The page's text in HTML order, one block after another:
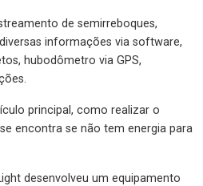
de semirreboques,
informações via software,
hubodômetro via GPS,
principal, como realizar o
encontra se não tem energia para
desenvolveu um equipamento